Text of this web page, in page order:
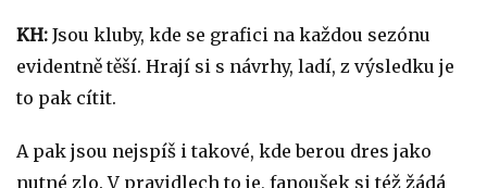
KH: Jsou kluby, kde se grafici na každou sezónu
evidentně těší. Hrají si s návrhy, ladí, z výsledku je
to pak cítit.
A pak jsou nejspíš i takové, kde berou dres jako
nutné zlo. V pravidlech to je, fanoušek si též žádá